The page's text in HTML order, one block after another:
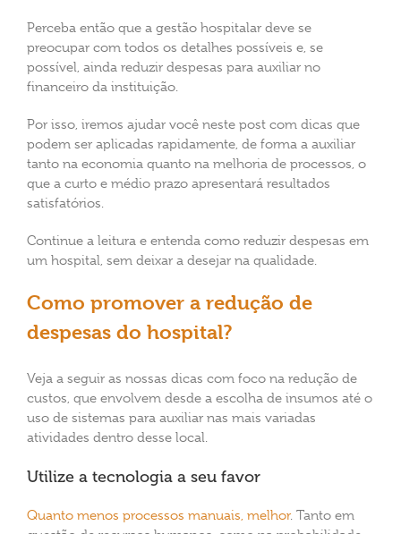
Perceba então que a gestão hospitalar deve se
preocupar com todos os detalhes possíveis e, se
possível, ainda reduzir despesas para auxiliar no
financeiro da instituição.
Por isso, iremos ajudar você neste post com dicas que
podem ser aplicadas rapidamente, de forma a auxiliar
tanto na economia quanto na melhoria de processos, o
que a curto e médio prazo apresentará resultados
satisfatórios.
Continue a leitura e entenda como reduzir despesas em
um hospital, sem deixar a desejar na qualidade.
Como promover a redução de
despesas do hospital?
Veja a seguir as nossas dicas com foco na redução de
custos, que envolvem desde a escolha de insumos até o
uso de sistemas para auxiliar nas mais variadas
atividades dentro desse local.
Utilize a tecnologia a seu favor
Quanto menos processos manuais, melhor. Tanto em